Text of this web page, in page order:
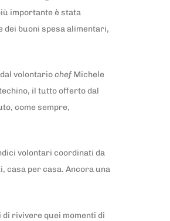
importante è stata
dei buoni spesa alimentari,
volontariochefMichele
il tutto offerto dal
come sempre,
volontari coordinati da
casa per casa. Ancora una
rivivere quei momenti di